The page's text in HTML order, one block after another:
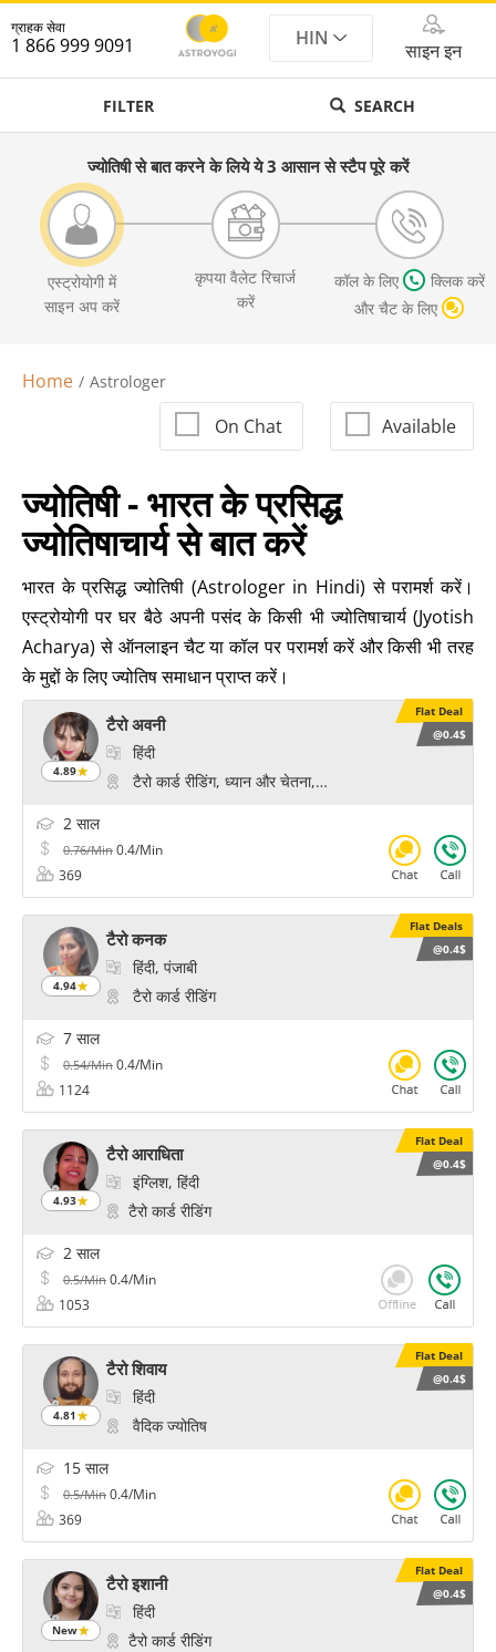
ग्राहक सेवा
1 866 999 9091 HIN
साइन इन
FILTER SEARCH
ज्योतिषी से बात करने के लिये ये 3 आसान से स्टैप पूरे करें
एस्ट्रोयोगी में
साइन अप करें
कृपया वैलेट रिचार्ज
करें
कॉल के लिए
क्लिक करें
और चैट के लिए
Home Astrologer
On Chat Available
ज्योतिषी - भारत के प्रसिद्ध
ज्योतिषाचार्य से बात करें
भारत के प्रसिद्ध ज्योतिषी (Astrologer in Hindi) से परामर्श करें।
एस्ट्रोयोगी पर घर बैठे अपनी पसंद के किसी भी ज्योतिषाचार्य (Jyotish
Acharya) से ऑनलाइन चैट या कॉल पर परामर्श करें और किसी भी तरह
के मुद्दों के लिए ज्योतिष समाधान प्राप्त करें।
Flat Deal
@0.4$
4.89
टैरो अवनी
हिंदी
टैरो कार्ड रीडिंग, ध्यान और चेतना, चक्र हीलिंग, प्रेम और विवाह
2 साल
0.76/Min 0.4/Min
369
Flat Deals
@0.4$
4.94
टैरो कनक
हिंदी, पंजाबी
टैरो कार्ड रीडिंग
7 साल
0.54/Min 0.4/Min
1124
Flat Deal
@0.4$
4.93
टैरो आराधिता
इंग्लिश, हिंदी
टैरो कार्ड रीडिंग
2 साल
0.5/Min 0.4/Min
1053
Flat Deal
@0.4$
4.81
टैरो शिवाय
हिंदी
वैदिक ज्योतिष
15 साल
0.5/Min 0.4/Min
369
Flat Deal
@0.4$
New
टैरो इशानी
हिंदी
टैरो कार्ड रीडिंग